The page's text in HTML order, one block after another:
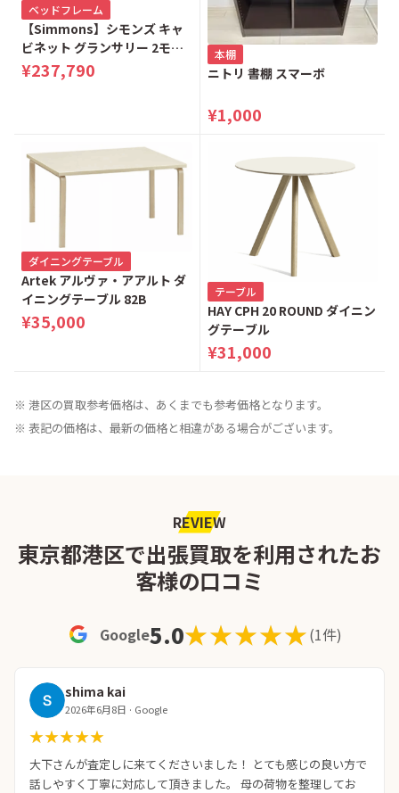
ベッドフレーム
【Simmons】シモンズ キャ
ビネット グランサリー 2モー
ター 電動リクライニングベッ
ド シングルベッド
¥237,790
本棚
ニトリ 書棚 スマーボ
¥1,000
ダイニングテーブル
Artek アルヴァ・アアルト ダ
イニングテーブル 82B
¥35,000
テーブル
HAY CPH 20 ROUND ダイニン
グテーブル
¥31,000
※ 港区の買取参考価格は、あくまでも参考価格となります。
※ 表記の価格は、最新の価格と相違がある場合がございます。
REVIEW
東京都港区で出張買取を利用されたお
客様の口コミ
Google5.0★★★★★
★★★★★(1件)
shima kai
2026年6月8日 · Google
★★★★★
★★★★★
大下さんが査定しに来てくださいました！ とても感じの良い方で
話しやすく丁寧に対応して頂きました。 母の荷物を整理してお